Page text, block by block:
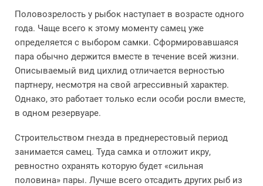
Половозрелость у рыбок наступает в возрасте одного
года. Чаще всего к этому моменту самец уже
определяется с выбором самки. Сформировавшаяся
пара обычно держится вместе в течение всей жизни.
Описываемый вид цихлид отличается верностью
партнеру, несмотря на свой агрессивный характер.
Однако, это работает только если особи росли вместе,
в одном резервуаре.
Строительством гнезда в преднерестовый период
занимается самец. Туда самка и отложит икру,
ревностно охранять которую будет «сильная
половина» пары. Лучше всего отсадить других рыб из